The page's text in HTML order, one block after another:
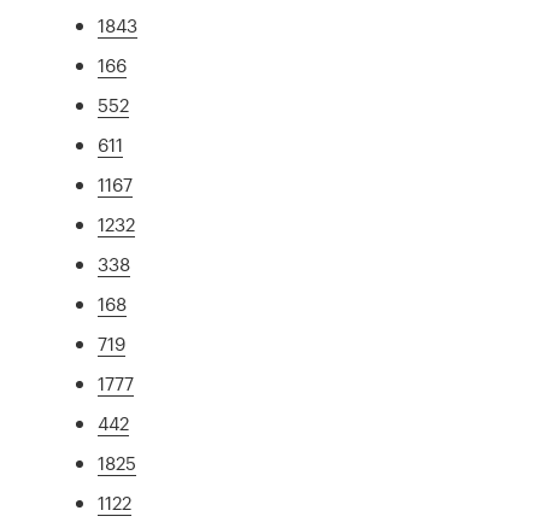
1843
166
552
611
1167
1232
338
168
719
1777
442
1825
1122